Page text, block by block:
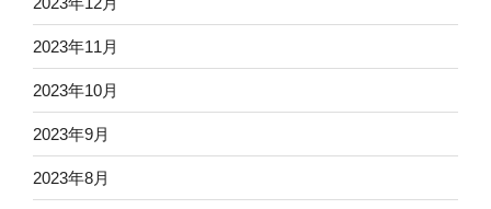
2023年11月
2023年10月
2023年9月
2023年8月